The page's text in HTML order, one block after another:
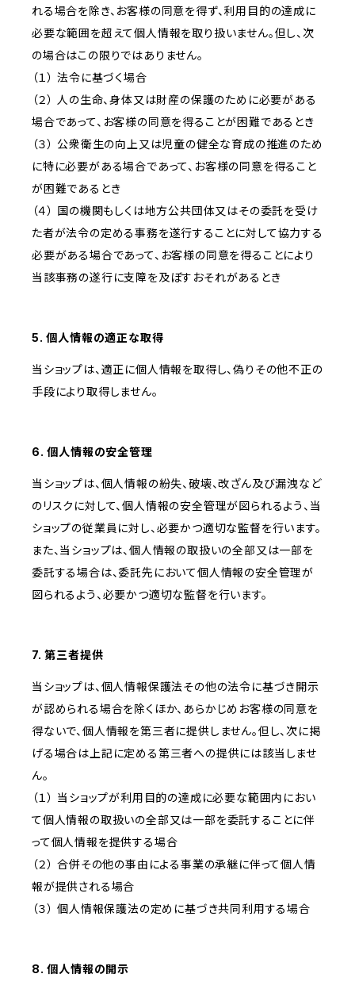
れる場合を除き、お客様の同意を得ず、利用目的の達成に
必要な範囲を超えて個人情報を取り扱いません。但し、次
の場合はこの限りではありません。
（１） 法令に基づく場合
（２） 人の生命、身体又は財産の保護のために必要がある
場合であって、お客様の同意を得ることが困難であるとき
（３） 公衆衛生の向上又は児童の健全な育成の推進のため
に特に必要がある場合であって、お客様の同意を得ること
が困難であるとき
（４） 国の機関もしくは地方公共団体又はその委託を受け
た者が法令の定める事務を遂行することに対して協力する
必要がある場合であって、お客様の同意を得ることにより
当該事務の遂行に支障を及ぼすおそれがあるとき
5. 個人情報の適正な取得
当ショップは、適正に個人情報を取得し、偽りその他不正の
手段により取得しません。
6. 個人情報の安全管理
当ショップは、個人情報の紛失、破壊、改ざん及び漏洩など
のリスクに対して、個人情報の安全管理が図られるよう、当
ショップの従業員に対し、必要かつ適切な監督を行います。
また、当ショップは、個人情報の取扱いの全部又は一部を
委託する場合は、委託先において個人情報の安全管理が
図られるよう、必要かつ適切な監督を行います。
7. 第三者提供
当ショップは、個人情報保護法その他の法令に基づき開示
が認められる場合を除くほか、あらかじめお客様の同意を
得ないで、個人情報を第三者に提供しません。但し、次に掲
げる場合は上記に定める第三者への提供には該当しませ
ん。
（１） 当ショップが利用目的の達成に必要な範囲内におい
て個人情報の取扱いの全部又は一部を委託することに伴
って個人情報を提供する場合
（２） 合併その他の事由による事業の承継に伴って個人情
報が提供される場合
（３） 個人情報保護法の定めに基づき共同利用する場合
8. 個人情報の開示